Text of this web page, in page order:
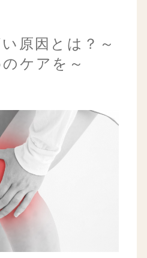
原因とは？～
ケアを～